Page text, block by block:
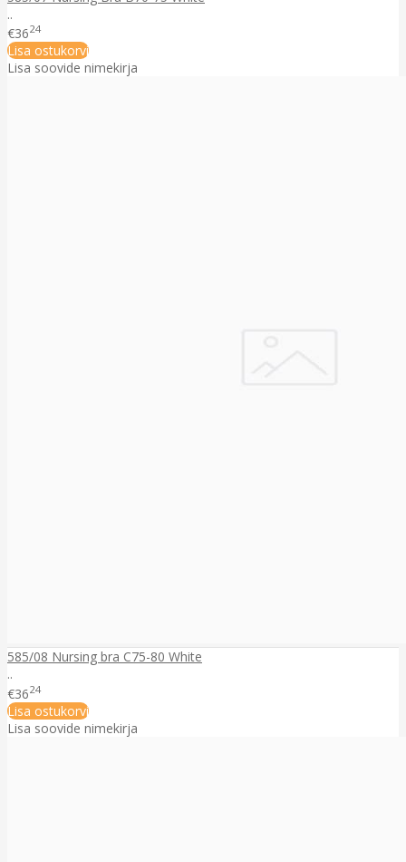
..
€3624
Lisa ostukorvi
Lisa soovide nimekirja
585/08 Nursing bra C75-80 White
..
€3624
Lisa ostukorvi
Lisa soovide nimekirja